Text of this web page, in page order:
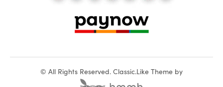
© All Rights Reserved. Classic.Like Theme by